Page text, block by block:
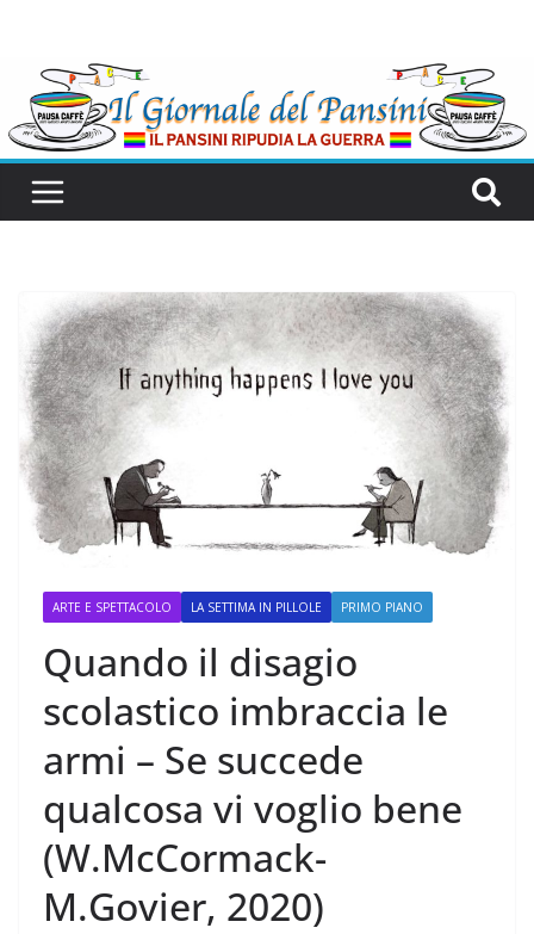
ARTE E SPETTACOLO LA SETTIMA IN PILLOLE PRIMO PIANO
Quando il disagio
scolastico imbraccia le
armi – Se succede
qualcosa vi voglio bene
(W.McCormack-
M.Govier, 2020)